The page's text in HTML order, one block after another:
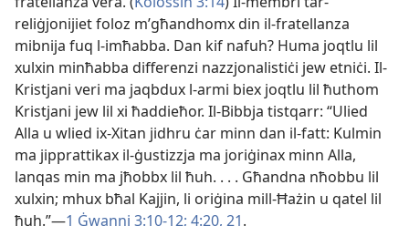
reliġjonijiet foloz m’għandhomx din il-fratellanza
mibnija fuq l-imħabba. Dan kif nafuh? Huma joqtlu lil
xulxin minħabba differenzi nazzjonalistiċi jew etniċi. Il-
Kristjani veri ma jaqbdux l-armi biex joqtlu lil ħuthom
Kristjani jew lil xi ħaddieħor. Il-Bibbja tistqarr: “Ulied
Alla u wlied ix-Xitan jidhru ċar minn dan il-fatt: Kulmin
ma jipprattikax il-ġustizzja ma joriġinax minn Alla,
lanqas min ma jħobbx lil ħuh. . . . Għandna nħobbu lil
xulxin; mhux bħal Kajjin, li oriġina mill-Ħażin u qatel lil
ħuh.”—1 Ġwanni 3:10-12; 4:20, 21.